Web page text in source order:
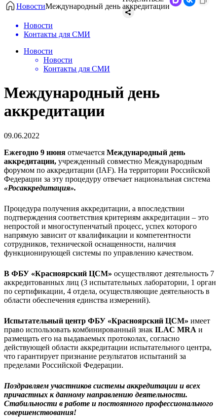
НовостиМеждународный день аккредитации
Новости
Контакты для СМИ
Новости
Новости
Контакты для СМИ
Международный день
аккредитации
09.06.2022
Ежегодно 9 июня отмечается Международный день
аккредитации, учрежденный совместно Международным
форумом по аккредитации (IAF). На территории Российской
Федерации за эту процедуру отвечает национальная система
«Росаккредитация».
Процедура получения аккредитации, а впоследствии
подтверждения соответствия критериям аккредитации – это
непростой и многоступенчатый процесс, успех которого
напрямую зависит от квалификации и компетентности
сотрудников, технической оснащенности, наличия
функционирующей системы по управлению качеством.
В ФБУ «Красноярский ЦСМ» осуществляют деятельность 7
аккредитованных лиц (3 испытательных лаборатории, 1 орган
по сертификации, 4 отдела, осуществляющие деятельность в
области обеспечения единства измерений).
Испытательный центр ФБУ «Красноярский ЦСМ» имеет
право использовать комбинированный знак ILAC MRA и
размещать его на выдаваемых протоколах, согласно
действующей области аккредитации испытательного центра,
что гарантирует признание результатов испытаний за
пределами Российской Федерации.
Поздравляем участников системы аккредитации и всех
причастных к данному направлению деятельности.
Стабильности в работе и постоянного профессионального
совершенствования!